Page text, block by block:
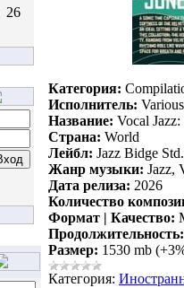
26
Категория:
Исполнитель:
Название: Vocal
Страна: World
Лейбл: Jazz Bidge Std.
Жанр музыки: Jazz,
Дата релиза: 2026
Количество
Формат | Качество:
Продолжительность:
Размер: 1530 mb
Категория: